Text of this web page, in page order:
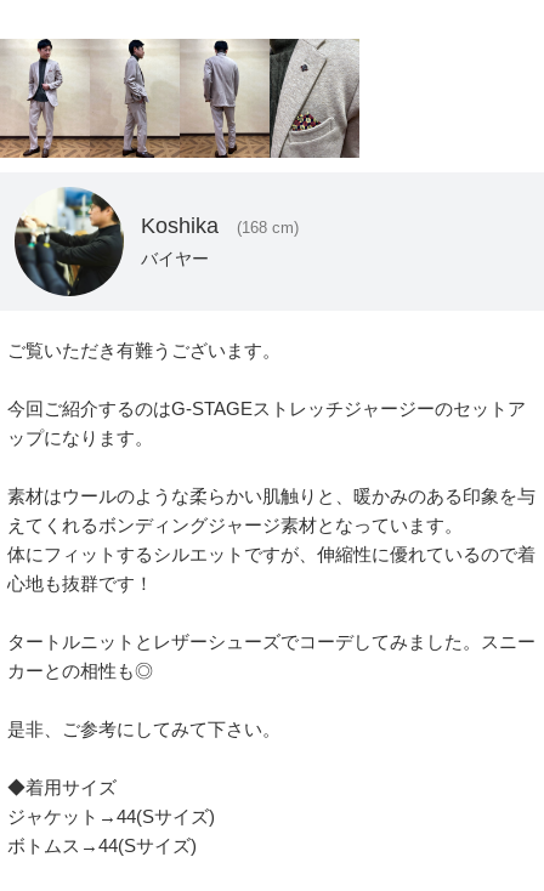
Koshika (168 cm)
バイヤー
ご覧いただき有難うございます。
今回ご紹介するのはG-STAGEストレッチジャージーのセットア
ップになります。
素材はウールのような柔らかい肌触りと、暖かみのある印象を与
えてくれるボンディングジャージ素材となっています。
体にフィットするシルエットですが、伸縮性に優れているので着
心地も抜群です！
タートルニットとレザーシューズでコーデしてみました。スニー
カーとの相性も◎
是非、ご参考にしてみて下さい。
◆着用サイズ
ジャケット→44(Sサイズ)
ボトムス→44(Sサイズ)